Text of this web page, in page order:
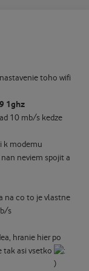
toho wifi
1ghz
10 mb/s kedze
k modemu
neviem spojit a
na co to je vlastne
s
hranie hier po
tak asi vsetko